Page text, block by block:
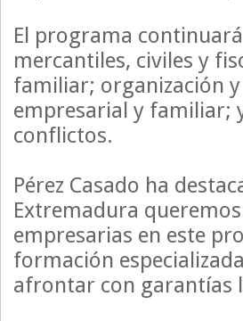
El programa
mercantiles, civiles y
familiar; organización
empresarial y familiar;
conflictos.
Pérez Casado ha
Extremadura
empresarias en este
formación
afrontar con garantías